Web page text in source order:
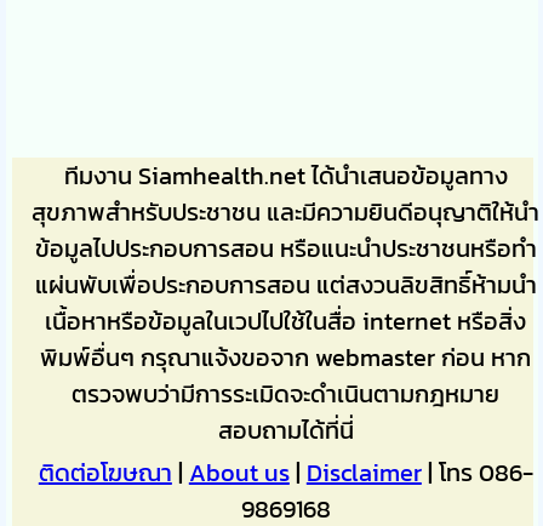
ทีมงาน Siamhealth.net ได้นำเสนอข้อมูลทาง
สุขภาพสำหรับประชาชน และมีความยินดีอนุญาติให้นำ
ข้อมูลไปประกอบการสอน หรือแนะนำประชาชนหรือทำ
แผ่นพับเพื่อประกอบการสอน แต่สงวนลิขสิทธิ์ห้ามนำ
เนื้อหาหรือข้อมูลในเวปไปใช้ในสื่อ internet หรือสิ่ง
พิมพ์อื่นๆ กรุณาแจ้งขอจาก webmaster ก่อน หาก
ตรวจพบว่ามีการระเมิดจะดำเนินตามกฎหมาย
สอบถามได้ที่นี่
ติดต่อโฆษณา|About us|Disclaimer| โทร 086-
9869168